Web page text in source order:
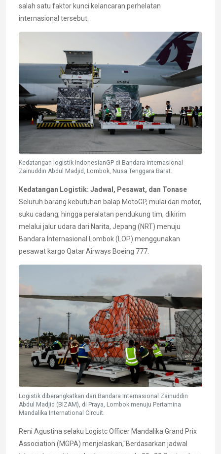
salah satu faktor kunci kelancaran perhelatan
internasional tersebut.
Kedatangan logistik IndonesianGP di Bandara Internasional
Zainuddin Abdul Madjid, Lombok, Nusa Tenggara Barat.
Kedatangan Logistik: Jadwal, Pesawat, dan Tonase
Seluruh barang kebutuhan balap MotoGP, mulai dari motor,
suku cadang, hingga peralatan pendukung tim, dikirim
melalui jalur udara dari Narita, Jepang (NRT) menuju
Bandara Internasional Lombok (LOP) menggunakan
pesawat kargo Qatar Airways Boeing 777.
Logistik diberangkatkan dari Bandara Internasional Zainuddin
Abdul Madjid (BIZAM), di Praya, Lombok menuju Pertamina
Mandalika International Circuit.
Reni Agustina selaku Logistc Officer Mandalika Grand Prix
Association (MGPA) menjelaskan,"Berdasarkan jadwal